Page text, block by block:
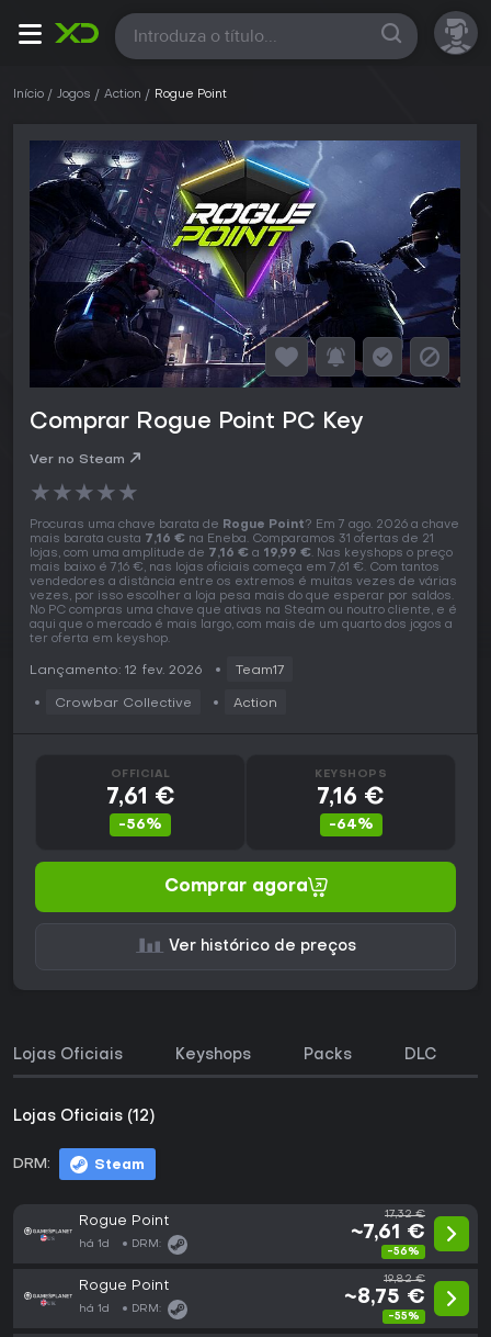
Todas
Início Jogos Action Rogue Point
Comprar Rogue Point PC Key
Ver no Steam
★★★★★
Procuras uma chave barata de Rogue Point? Em 7 ago. 2026 a chave
mais barata custa 7,16 € na Eneba. Comparamos 31 ofertas de 21
lojas, com uma amplitude de 7,16 € a 19,99 €. Nas keyshops o preço
mais baixo é 7,16 €, nas lojas oficiais começa em 7,61 €. Com tantos
vendedores a distância entre os extremos é muitas vezes de várias
vezes, por isso escolher a loja pesa mais do que esperar por saldos.
No PC compras uma chave que ativas na Steam ou noutro cliente, e é
aqui que o mercado é mais largo, com mais de um quarto dos jogos a
ter oferta em keyshop.
Lançamento: 12 fev. 2026 Team17
Crowbar Collective Action
OFFICIAL
7,61 €
-56%
KEYSHOPS
7,16 €
-64%
Comprar agora
Ver histórico de preços
Lojas Oficiais Keyshops Packs DLC
Lojas Oficiais (12)
DRM: Steam
Rogue Point
há 1d DRM:
17,32 €
~7,61 €
-56%
Rogue Point
há 1d DRM:
19,82 €
~8,75 €
-55%